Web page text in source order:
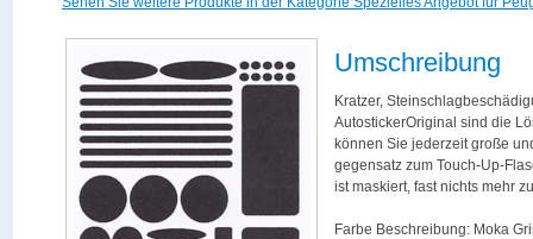
Umschreibung
Kratzer,
AutostickerOriginal sind die
können Sie jederzeit große
gegensatz zum Touch-Up-
ist maskiert, fast nichts mehr
Farbe Beschreibung: Moka